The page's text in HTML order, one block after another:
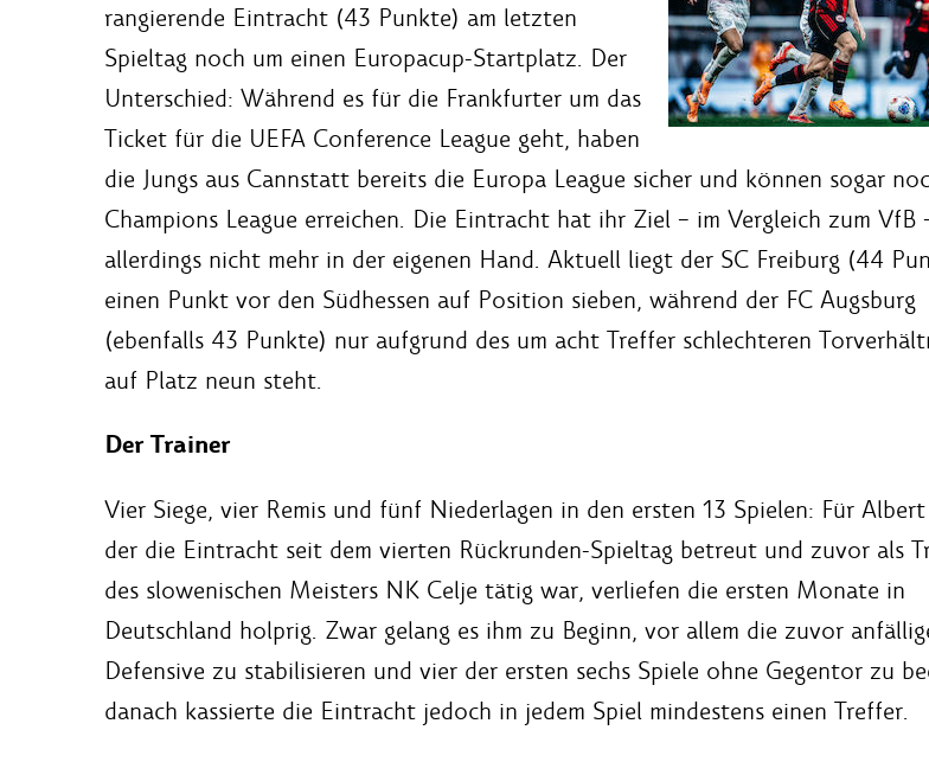
rangierende Eintracht (43 Punkte) am letzten
Spieltag noch um einen Europacup-Startplatz. Der
Unterschied: Während es für die Frankfurter um das
Ticket für die UEFA Conference League geht, haben
die Jungs aus Cannstatt bereits die Europa League sicher und können sogar
Champions League erreichen. Die Eintracht hat ihr Ziel – im Vergleich zum VfB
allerdings nicht mehr in der eigenen Hand. Aktuell liegt der SC Freiburg (44
einen Punkt vor den Südhessen auf Position sieben, während der FC Augsburg
(ebenfalls 43 Punkte) nur aufgrund des um acht Treffer schlechteren
auf Platz neun steht.
Der Trainer
Vier Siege, vier Remis und fünf Niederlagen in den ersten 13 Spielen: Für
der die Eintracht seit dem vierten Rückrunden-Spieltag betreut und zuvor als
des slowenischen Meisters NK Celje tätig war, verliefen die ersten Monate in
Deutschland holprig. Zwar gelang es ihm zu Beginn, vor allem die zuvor
Defensive zu stabilisieren und vier der ersten sechs Spiele ohne Gegentor zu
danach kassierte die Eintracht jedoch in jedem Spiel mindestens einen Treffer.